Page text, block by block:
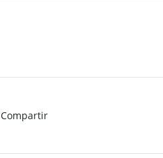
Compartir